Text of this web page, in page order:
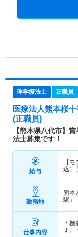
理学療法士 正職員
医療法人熊本桜
(正職員)
【熊本県八代市】
法士募集です！
給与
【
込）
勤務地
熊本
駅」
仕事内容
＊機
す。